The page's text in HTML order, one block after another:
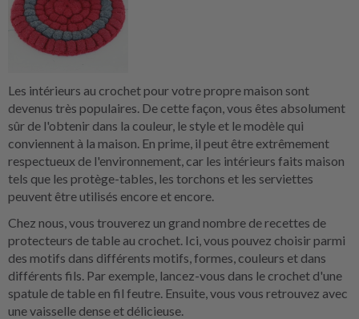
Les intérieurs au crochet pour votre propre maison sont
devenus très populaires. De cette façon, vous êtes absolument
sûr de l'obtenir dans la couleur, le style et le modèle qui
conviennent à la maison. En prime, il peut être extrêmement
respectueux de l'environnement, car les intérieurs faits maison
tels que les protège-tables, les torchons et les serviettes
peuvent être utilisés encore et encore.
Chez nous, vous trouverez un grand nombre de recettes de
protecteurs de table au crochet. Ici, vous pouvez choisir parmi
des motifs dans différents motifs, formes, couleurs et dans
différents fils. Par exemple, lancez-vous dans le crochet d'une
spatule de table en fil feutre. Ensuite, vous vous retrouvez avec
une vaisselle dense et délicieuse.